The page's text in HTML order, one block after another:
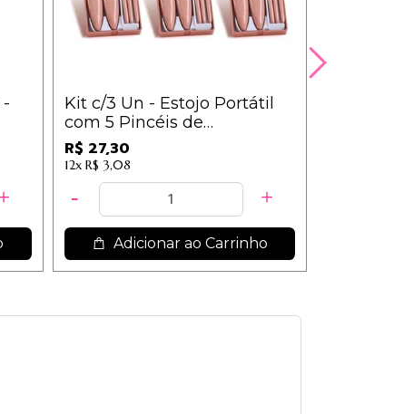
Kit c/3 Un - Estojo Portátil
com 5 Pincéis de
Maquiagem c/Espelho - IM /
9,10
R$ 27,30
12x R$ 3,08
Adicionar ao Carrinho